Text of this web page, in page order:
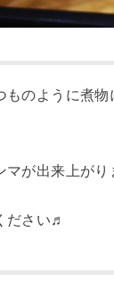
のように煮
マが出来上が
ださい♬